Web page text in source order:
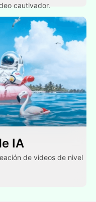
cautivador.
IA
de videos de nivel